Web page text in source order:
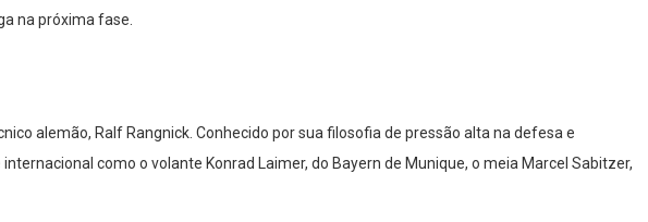
na próxima fase.
alemão, Ralf Rangnick. Conhecido por sua filosofia de pressão alta na defesa e
como o volante Konrad Laimer, do Bayern de Munique, o meia Marcel Sabitzer,